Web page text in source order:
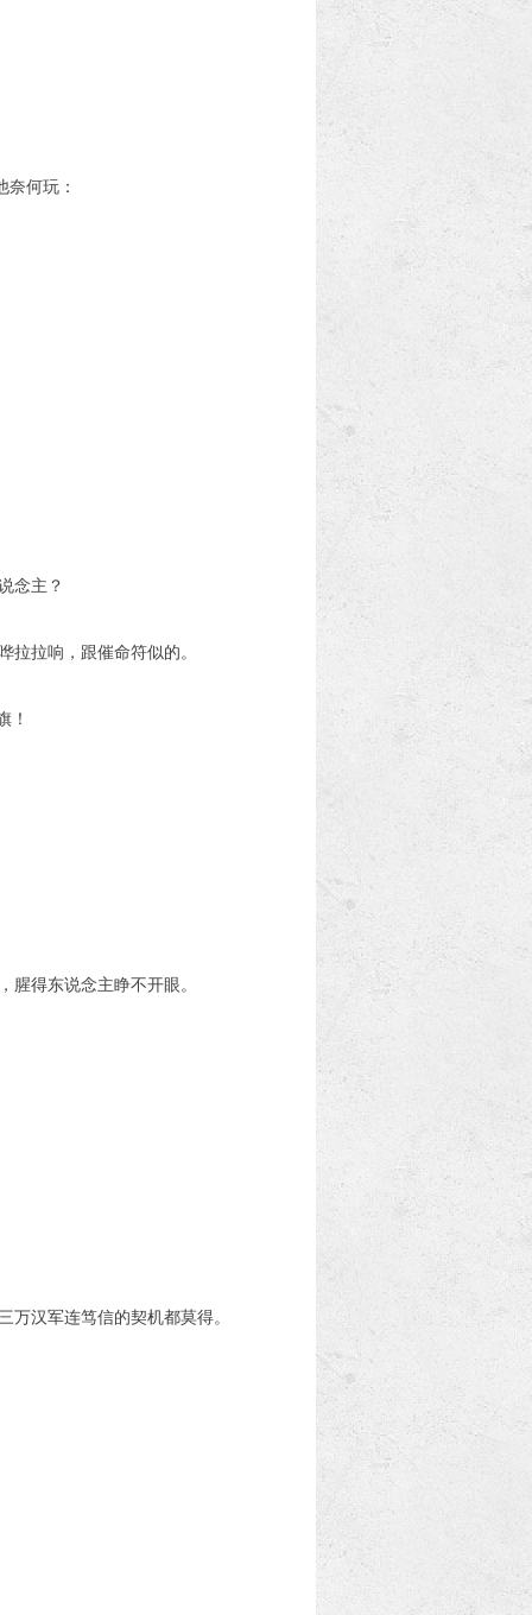
何玩：
念主？
拉拉响，跟催命符似的。
！
腥得东说念主睁不开眼。
汉军连笃信的契机都莫得。